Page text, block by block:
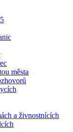
města
a živnostnících